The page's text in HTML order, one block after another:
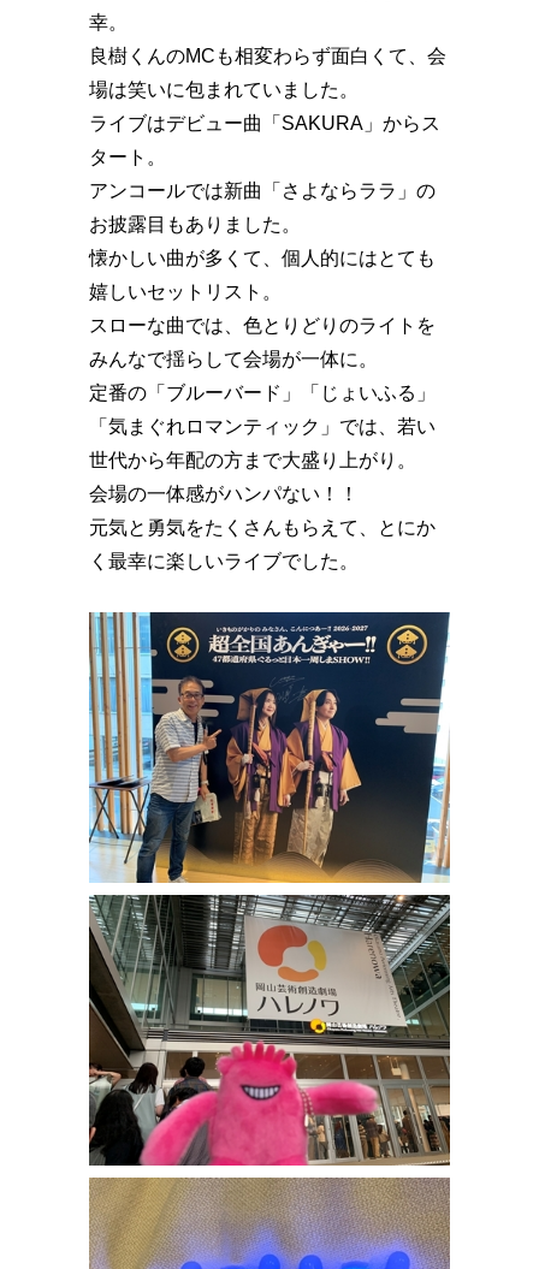
幸。
良樹くんのMCも相変わらず面白くて、会
場は笑いに包まれていました。
ライブはデビュー曲「SAKURA」からス
タート。
アンコールでは新曲「さよならララ」の
お披露目もありました。
懐かしい曲が多くて、個人的にはとても
嬉しいセットリスト。
スローな曲では、色とりどりのライトを
みんなで揺らして会場が一体に。
定番の「ブルーバード」「じょいふる」
「気まぐれロマンティック」では、若い
世代から年配の方まで大盛り上がり。
会場の一体感がハンパない！！
元気と勇気をたくさんもらえて、とにか
く最幸に楽しいライブでした。